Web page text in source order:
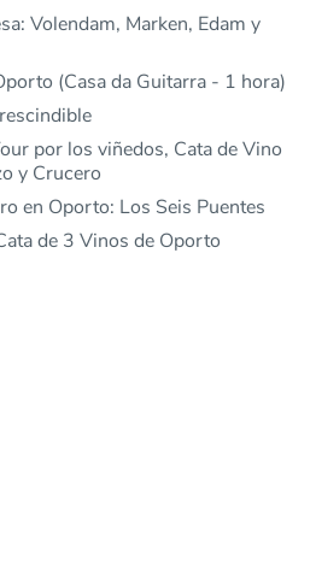
Volendam, Marken, Edam y
(Casa da Guitarra - 1 hora)
por los viñedos, Cata de Vino
y Crucero
en Oporto: Los Seis Puentes
de 3 Vinos de Oporto